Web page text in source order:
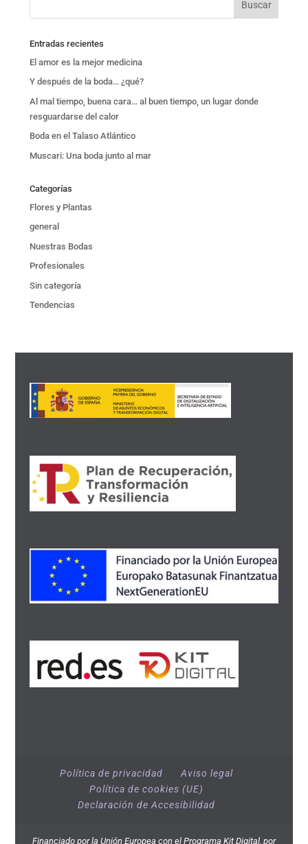
Entradas recientes
El amor es la mejor medicina
Y después de la boda… ¿qué?
Al mal tiempo, buena cara… al buen tiempo, un lugar donde
resguardarse del calor
Boda en el Talaso Atlántico
Muscari: Una boda junto al mar
Categorías
Flores y Plantas
general
Nuestras Bodas
Profesionales
Sin categoría
Tendencias
Política de privacidad
Aviso legal
Política de cookies (UE)
Declaración de Accesibilidad
Financiado por la Unión Europea con el Programa Kit Digital, por